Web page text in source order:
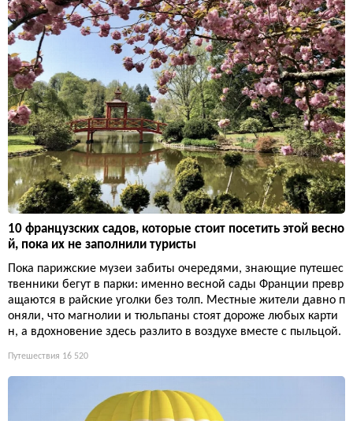
10 французских садов, которые стоит посетить этой весно
й, пока их не заполнили туристы
Пока парижские музеи забиты очередями, знающие путешес
твенники бегут в парки: именно весной сады Франции превр
ащаются в райские уголки без толп. Местные жители давно п
оняли, что магнолии и тюльпаны стоят дороже любых карти
н, а вдохновение здесь разлито в воздухе вместе с пыльцой.
Путешествия 16 520